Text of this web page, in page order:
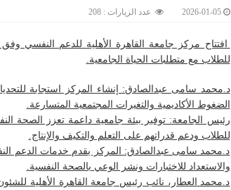
2026-01-05 عدد الزيارات : 208
افتتاح مركز جامعة القاهرة الأهلية للدعم النفسي
للطلاب مع متطلبات الحياة الجامعية.
د.محمد سامى عبدالصادق: إنشاء المركز استجابة
الضغوط الأكاديمية والتغيرات المجتمعية المتسارعة.
رئيس الجامعة: توفير بيئة جامعية داعمة تعزز الصحة
للطلاب ودعم قدراتهم على التعلم والتكيف والإنتاج.
د.محمد سامى عبدالصادق: المركز يقدم خدمات الدعم
والاستعداد للاختبارات ونشر الوعي بالصحة النفسية.
د.محمد العطار، نائب رئيس جامعة القاهرة الأهلية